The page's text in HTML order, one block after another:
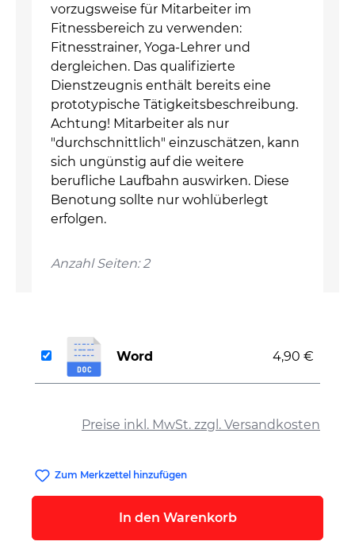
vorzugsweise für Mitarbeiter im
Fitnessbereich zu verwenden:
Fitnesstrainer, Yoga-Lehrer und
dergleichen. Das qualifizierte
Dienstzeugnis enthält bereits eine
prototypische Tätigkeitsbeschreibung.
Achtung! Mitarbeiter als nur
"durchschnittlich" einzuschätzen, kann
sich ungünstig auf die weitere
berufliche Laufbahn auswirken. Diese
Benotung sollte nur wohlüberlegt
erfolgen.
Anzahl Seiten: 2
Preise inkl. MwSt. zzgl. Versandkosten
Word 4,90 €
Zum Merkzettel hinzufügen
In den Warenkorb